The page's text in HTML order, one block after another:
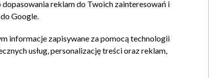
reklam do Twoich zainteresowań i
Google.
informacje zapisywane za pomocą technologii
usług, personalizację treści oraz reklam,